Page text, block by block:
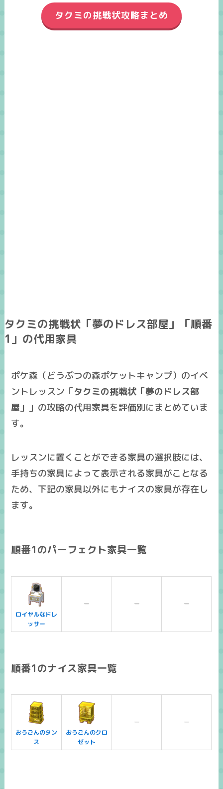
タクミの挑戦状攻略まとめ
タクミの挑戦状「夢のドレス部屋」「順番
1」の代用家具
ポケ森（どうぶつの森ポケットキャンプ）のイベ
ントレッスン「タクミの挑戦状「夢のドレス部
屋」 」の攻略の代用家具を評価別にまとめていま
す。
レッスンに置くことができる家具の選択肢には、
手持ちの家具によって表示される家具がことなる
ため、下記の家具以外にもナイスの家具が存在し
ます。
順番1のパーフェクト家具一覧
ロイヤルなドレ
ッサー
ー ー ー
順番1のナイス家具一覧
おうごんのタン
ス
おうごんのクロ
ゼット
ー ー